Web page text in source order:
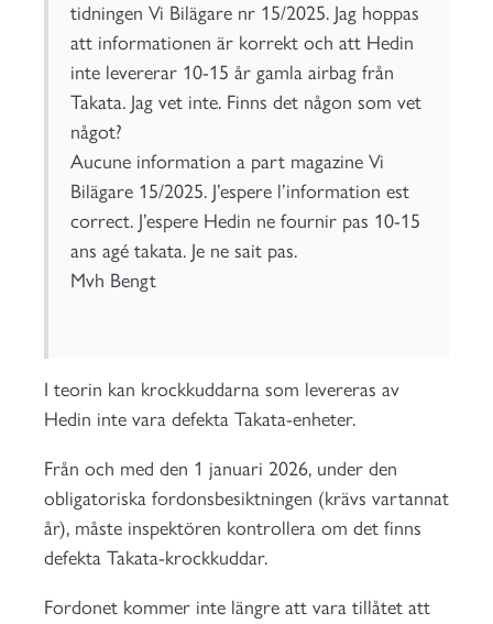
tidningen Vi Bilägare nr 15/2025. Jag hoppas
att informationen är korrekt och att Hedin
inte levererar 10-15 år gamla airbag från
Takata. Jag vet inte. Finns det någon som vet
något?
Aucune information a part magazine Vi
Bilägare 15/2025. J’espere l’information est
correct. J’espere Hedin ne fournir pas 10-15
ans agé takata. Je ne sait pas.
Mvh Bengt
I teorin kan krockkuddarna som levereras av
Hedin inte vara defekta Takata-enheter.
Från och med den 1 januari 2026, under den
obligatoriska fordonsbesiktningen (krävs vartannat
år), måste inspektören kontrollera om det finns
defekta Takata-krockkuddar.
Fordonet kommer inte längre att vara tillåtet att